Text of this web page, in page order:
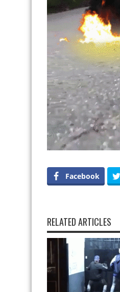
Facebook
RELATED ARTICLES